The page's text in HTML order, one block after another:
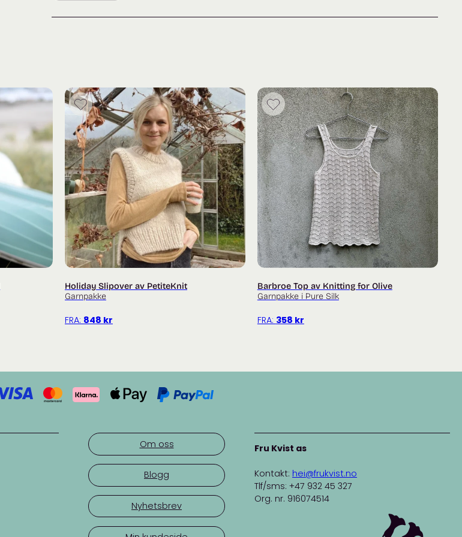
Trenger du hjelp med oppskriften? Titt innom facebookgruppaFru Kvist – strikkegruppe
for strikkehjelp og inspirasjon
Du finner flere garnpakker fra Hanne Rimmen her.
Holiday Slipover av PetiteKnit
Garnpakke
FRA: 848 kr
Barbroe Top av Knitting for Olive
Garnpakke i Pure Silk
FRA: 358 kr
Om oss
Blogg
Nyhetsbrev
Fru Kvist as
Kontakt: hei@frukvist.no
Tlf/sms: +47 932 45 327
Org. nr. 916074514